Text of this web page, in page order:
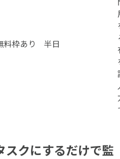
料枠あり 半日
クにするだけで監